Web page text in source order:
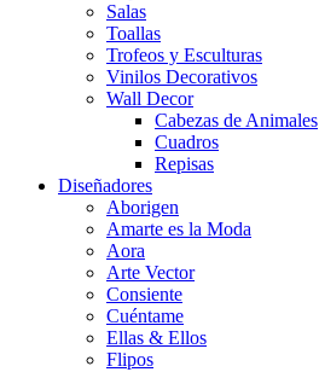
Salas
Toallas
Trofeos y Esculturas
Vinilos Decorativos
Wall Decor
Cabezas de Animales
Cuadros
Repisas
Diseñadores
Aborigen
Amarte es la Moda
Aora
Arte Vector
Consiente
Cuéntame
Ellas & Ellos
Flipos